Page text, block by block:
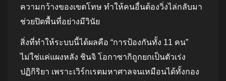
ความกว้างของเขตโทษ ทำให้คนอื่นต้องวิ่งไล่กลับมา
ช่วยปิดพื้นที่อย่างมีวินัย
สิ่งที่ทำให้ระบบนี้ได้ผลคือ “การป้องกันทั้ง 11 คน”
ไม่ใช่แค่แผงหลัง ชินจิ โอกาซากิถูกยกเป็นตัวเร่ง
ปฏิกิริยา เพราะเวิร์กเรตมหาศาลจนเหมือนได้ทั้งกอง